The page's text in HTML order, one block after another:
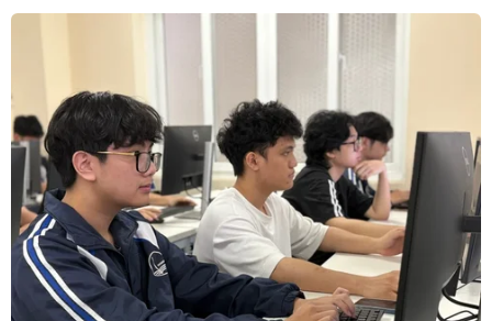
Trung Quốc tái khẳng định việc duy trì ổn